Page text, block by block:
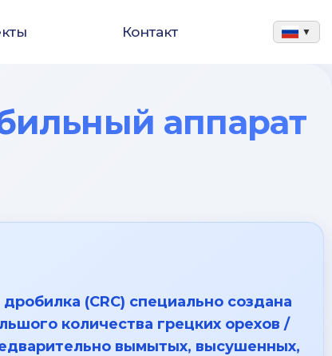
Контакт ▼
аппарат
(CRC) специально создана
количества грецких орехов /
вымытых, высушенных,